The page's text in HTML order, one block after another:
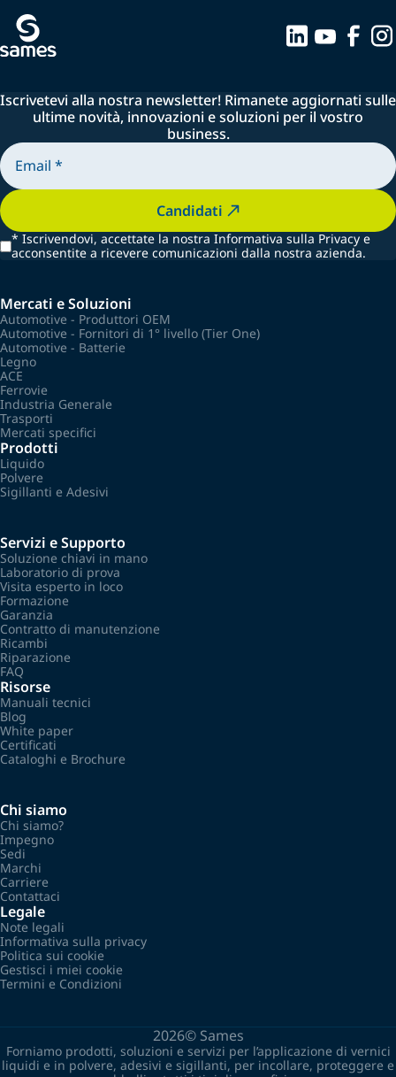
Iscrivetevi alla nostra newsletter! Rimanete aggiornati sulle
ultime novità, innovazioni e soluzioni per il vostro
business.
Candidati
* Iscrivendovi, accettate la nostra Informativa sulla Privacy e
acconsentite a ricevere comunicazioni dalla nostra azienda.
Mercati e Soluzioni
Automotive - Produttori OEM
Automotive - Fornitori di 1° livello (Tier One)
Automotive - Batterie
Legno
ACE
Ferrovie
Industria Generale
Trasporti
Mercati specifici
Prodotti
Liquido
Polvere
Sigillanti e Adesivi
Servizi e Supporto
Soluzione chiavi in mano
Laboratorio di prova
Visita esperto in loco
Formazione
Garanzia
Contratto di manutenzione
Ricambi
Riparazione
FAQ
Risorse
Manuali tecnici
Blog
White paper
Certificati
Cataloghi e Brochure
Chi siamo
Chi siamo?
Impegno
Sedi
Marchi
Carriere
Contattaci
Legale
Note legali
Informativa sulla privacy
Politica sui cookie
Gestisci i miei cookie
Termini e Condizioni
2026© Sames
Forniamo prodotti, soluzioni e servizi per l’applicazione di vernici
liquidi e in polvere, adesivi e sigillanti, per incollare, proteggere e